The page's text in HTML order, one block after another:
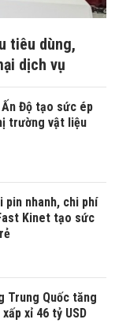
tiêu dùng,
dịch vụ
Độ tạo sức ép
trường vật liệu
pin nhanh, chi phí
Kinet tạo sức
Trung Quốc tăng
xỉ 46 tỷ USD